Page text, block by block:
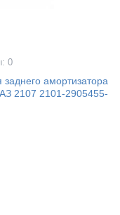
0
амортизатора
2107 2101-2905455-